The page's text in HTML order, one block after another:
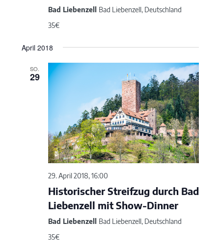
Bad Liebenzell Bad Liebenzell, Deutschland
35€
April 2018
SO.
29
29. April 2018, 16:00
Historischer Streifzug durch Bad
Liebenzell mit Show-Dinner
Bad Liebenzell Bad Liebenzell, Deutschland
35€